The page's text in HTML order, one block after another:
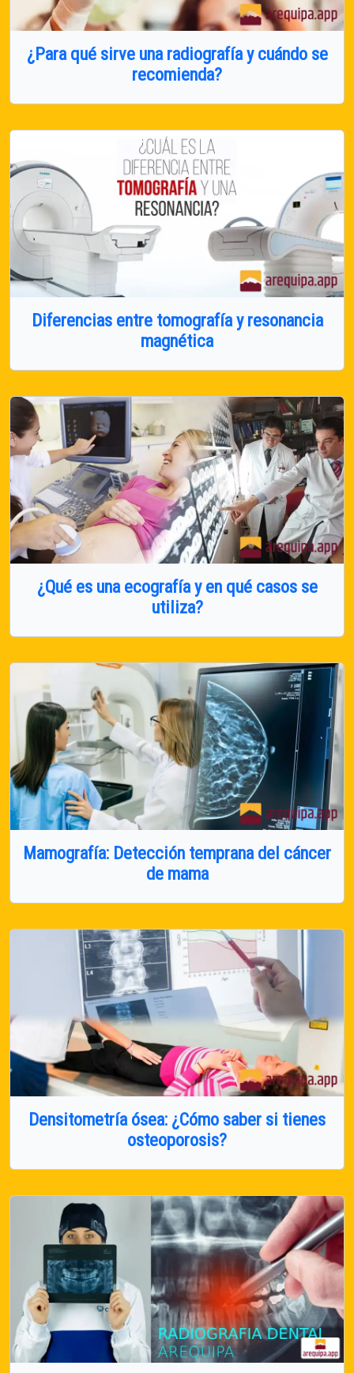
¿Para qué sirve una radiografía y cuándo se
recomienda?
Diferencias entre tomografía y resonancia
magnética
¿Qué es una ecografía y en qué casos se
utiliza?
Mamografía: Detección temprana del cáncer
de mama
Densitometría ósea: ¿Cómo saber si tienes
osteoporosis?